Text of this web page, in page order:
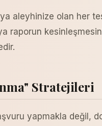
aleyhinize olan her
raporun
Stratejileri
yapmakla değil,